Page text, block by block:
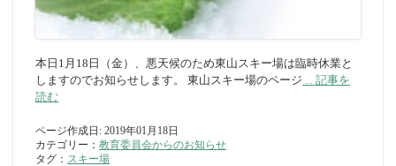
本日1月18日（金）、悪天候のため東山スキー場は臨時休業と
しますのでお知らせします。 東山スキー場のページ ... 記事を
読む
ページ作成日: 2019年01月18日
カテゴリー： 教育委員会からのお知らせ
タグ： スキー場